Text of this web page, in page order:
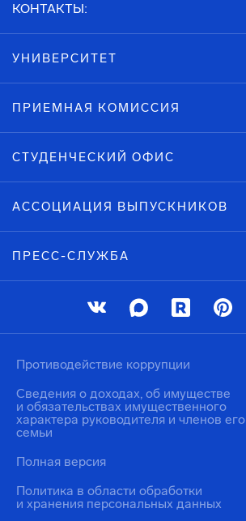
КОНТАКТЫ:
УНИВЕРСИТЕТ
ПРИЕМНАЯ КОМИССИЯ
СТУДЕНЧЕСКИЙ ОФИС
АССОЦИАЦИЯ ВЫПУСКНИКОВ
ПРЕСС-СЛУЖБА
Политика в области обработки
и хранения персональных данных
Противодействие коррупции
Сведения о доходах, об имуществе
и обязательствах имущественного
характера руководителя и членов его
семьи
Полная версия